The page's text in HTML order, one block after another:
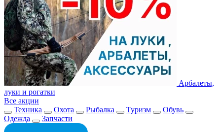
Арбалеты,
луки и рогатки
Все акции
Техника
Охота Рыбалка Туризм
Обувь
Одежда
Запчасти